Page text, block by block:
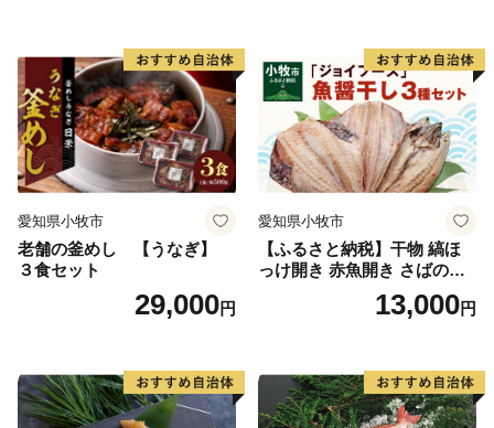
愛知県小牧市
老舗の釜めし 【うなぎ】
３食セット
29,000円
愛知県小牧市
【ふるさと納税】干物 縞ほ
っけ開き 赤魚開き さばの開
き 魚醤干し 3種 セット 詰め
合わせ 魚 おかず 肉厚 おいし
取り寄せグルメ 魚醤 ナンプ
ラー 愛知県 小牧市 冷凍 送料
無料
13,000円